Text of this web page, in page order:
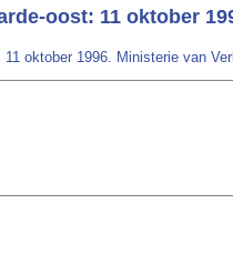
oost: 11 oktober
oktober 1996. Ministerie van